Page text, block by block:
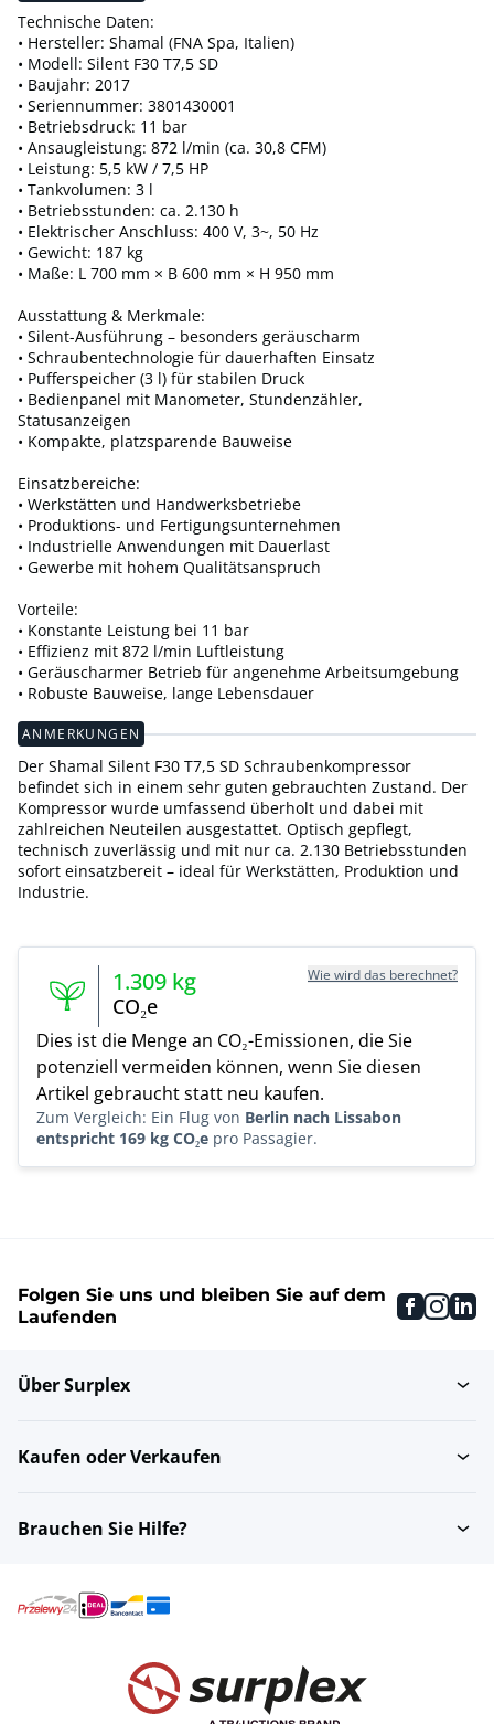
Technische Daten:
• Hersteller: Shamal (FNA Spa, Italien)
• Modell: Silent F30 T7,5 SD
• Baujahr: 2017
• Seriennummer: 3801430001
• Betriebsdruck: 11 bar
• Ansaugleistung: 872 l/min (ca. 30,8 CFM)
• Leistung: 5,5 kW / 7,5 HP
• Tankvolumen: 3 l
• Betriebsstunden: ca. 2.130 h
• Elektrischer Anschluss: 400 V, 3~, 50 Hz
• Gewicht: 187 kg
• Maße: L 700 mm × B 600 mm × H 950 mm
Ausstattung & Merkmale:
• Silent-Ausführung – besonders geräuscharm
• Schraubentechnologie für dauerhaften Einsatz
• Pufferspeicher (3 l) für stabilen Druck
• Bedienpanel mit Manometer, Stundenzähler,
Statusanzeigen
• Kompakte, platzsparende Bauweise
Einsatzbereiche:
• Werkstätten und Handwerksbetriebe
• Produktions- und Fertigungsunternehmen
• Industrielle Anwendungen mit Dauerlast
• Gewerbe mit hohem Qualitätsanspruch
Vorteile:
• Konstante Leistung bei 11 bar
• Effizienz mit 872 l/min Luftleistung
• Geräuscharmer Betrieb für angenehme Arbeitsumgebung
• Robuste Bauweise, lange Lebensdauer
ANMERKUNGEN
Der Shamal Silent F30 T7,5 SD Schraubenkompressor
befindet sich in einem sehr guten gebrauchten Zustand. Der
Kompressor wurde umfassend überholt und dabei mit
zahlreichen Neuteilen ausgestattet. Optisch gepflegt,
technisch zuverlässig und mit nur ca. 2.130 Betriebsstunden
sofort einsatzbereit – ideal für Werkstätten, Produktion und
Industrie.
1.309 kg
CO₂e
Wie wird das berechnet?
Dies ist die Menge an CO₂-Emissionen, die Sie
potenziell vermeiden können, wenn Sie diesen
Artikel gebraucht statt neu kaufen.
Zum Vergleich: Ein Flug von Berlin nach Lissabon
entspricht 169 kg CO₂e pro Passagier.
Folgen Sie uns und bleiben Sie auf dem
Laufenden
Über Surplex
Kaufen oder Verkaufen
Brauchen Sie Hilfe?